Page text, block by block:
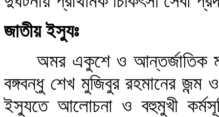
জাতীয় ইস্যুঃ
অমর একুশে ও আন্তর্জাতিক
বঙ্গবন্ধু শেখ মুজিবুর রহমানের জন্ম
ইস্যুতে আলোচনা ও বহুমুখী